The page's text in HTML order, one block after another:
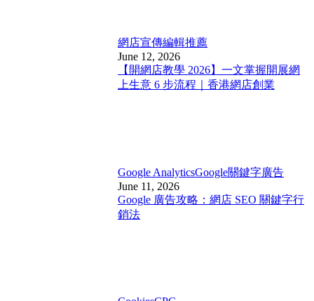
網店宣傳編輯推薦
June 12, 2026
【開網店教學 2026】一文掌握開展網
上生意 6 步流程｜香港網店創業
Google AnalyticsGoogle關鍵字廣告
June 11, 2026
Google 廣告攻略：網店 SEO 關鍵字行
銷法